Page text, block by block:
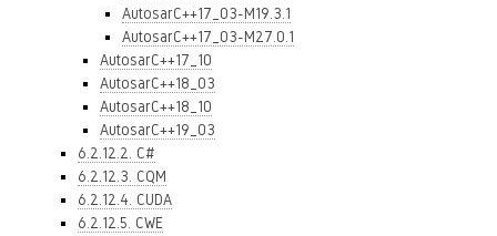
AutosarC++17_03-M19.3.1
AutosarC++17_03-M27.0.1
AutosarC++17_10
AutosarC++18_03
AutosarC++18_10
AutosarC++19_03
6.2.12.2. C#
6.2.12.3. CQM
6.2.12.4. CUDA
6.2.12.5. CWE